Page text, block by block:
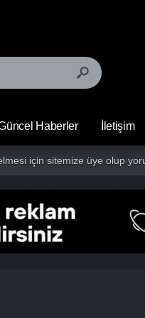
Haberler İletişim
için sitemize üye olup